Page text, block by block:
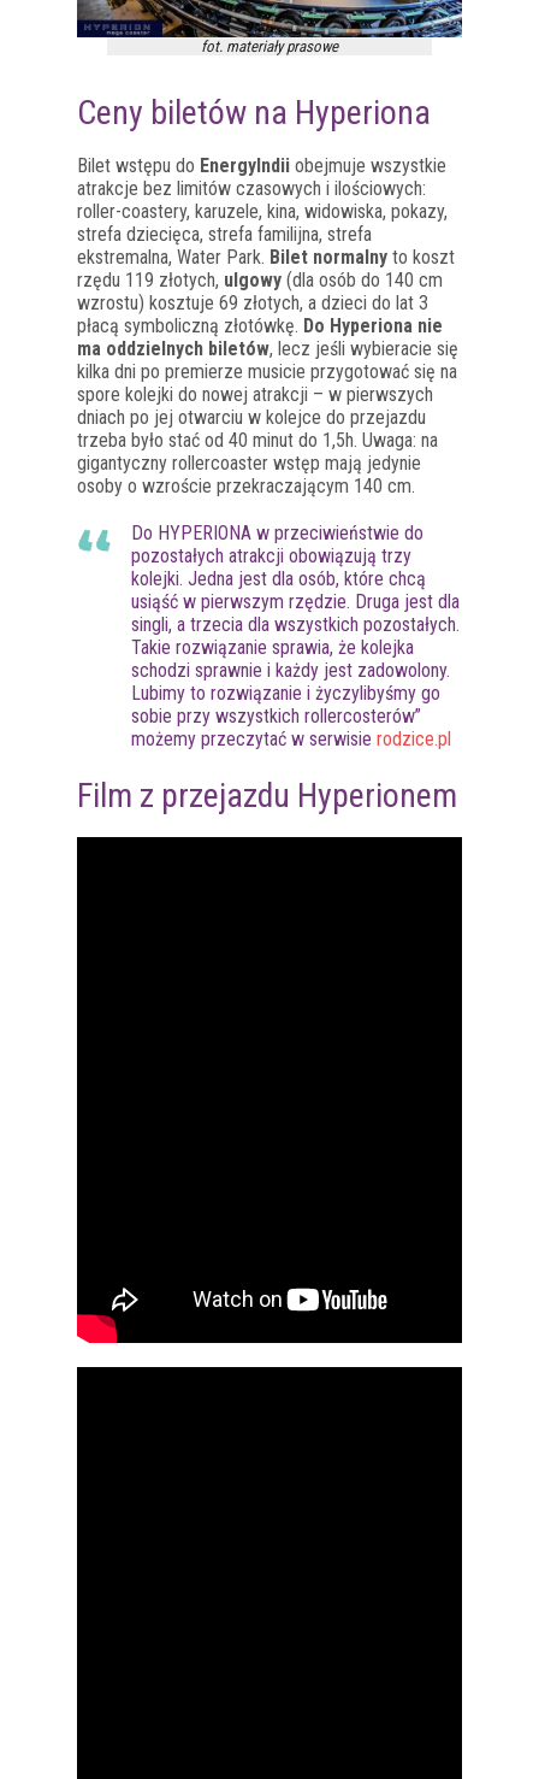
fot. materiały prasowe
Ceny biletów na Hyperiona
Bilet wstępu do Energylndii obejmuje wszystkie
atrakcje bez limitów czasowych i ilościowych:
roller-coastery, karuzele, kina, widowiska, pokazy,
strefa dziecięca, strefa familijna, strefa
ekstremalna, Water Park. Bilet normalny to koszt
rzędu 119 złotych, ulgowy (dla osób do 140 cm
wzrostu) kosztuje 69 złotych, a dzieci do lat 3
płacą symboliczną złotówkę. Do Hyperiona nie
ma oddzielnych biletów, lecz jeśli wybieracie się
kilka dni po premierze musicie przygotować się na
spore kolejki do nowej atrakcji – w pierwszych
dniach po jej otwarciu w kolejce do przejazdu
trzeba było stać od 40 minut do 1,5h. Uwaga: na
gigantyczny rollercoaster wstęp mają jedynie
osoby o wzroście przekraczającym 140 cm.
Do HYPERIONA w przeciwieństwie do
pozostałych atrakcji obowiązują trzy
kolejki. Jedna jest dla osób, które chcą
usiąść w pierwszym rzędzie. Druga jest dla
singli, a trzecia dla wszystkich pozostałych.
Takie rozwiązanie sprawia, że kolejka
schodzi sprawnie i każdy jest zadowolony.
Lubimy to rozwiązanie i życzylibyśmy go
sobie przy wszystkich rollercosterów”
możemy przeczytać w serwisie rodzice.pl
Film z przejazdu Hyperionem